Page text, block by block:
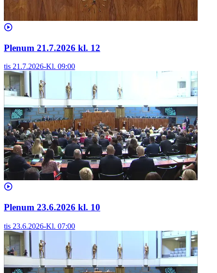
Plenum 21.7.2026 kl. 12
tis 21.7.2026-Kl. 09:00
Plenum 23.6.2026 kl. 10
tis 23.6.2026-Kl. 07:00